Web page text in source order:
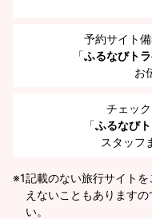
予約サイト
「ふるなびト
お
チェッ
「ふるなび
スタッフ
※1記載のない旅行サイト
えないこともあります
い。